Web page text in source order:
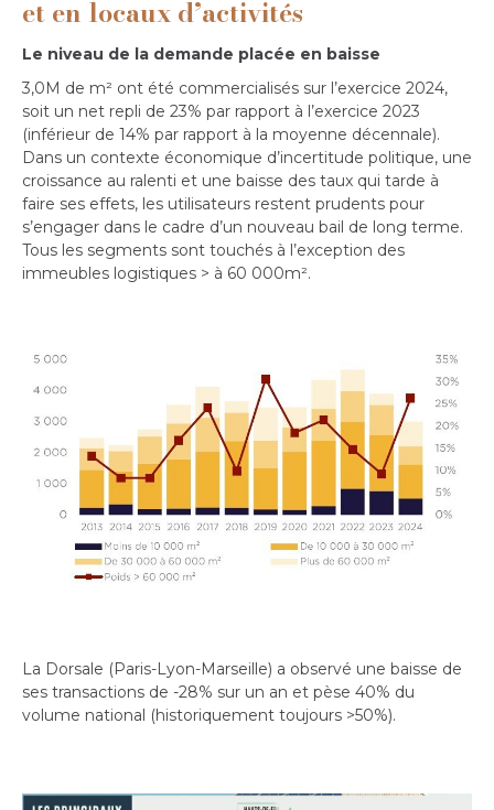
et en locaux d’activités
Le niveau de la demande placée en baisse
3,0M de m² ont été commercialisés sur l’exercice 2024,
soit un net repli de 23% par rapport à l’exercice 2023
(inférieur de 14% par rapport à la moyenne décennale).
Dans un contexte économique d’incertitude politique, une
croissance au ralenti et une baisse des taux qui tarde à
faire ses effets, les utilisateurs restent prudents pour
s’engager dans le cadre d’un nouveau bail de long terme.
Tous les segments sont touchés à l’exception des
immeubles logistiques > à 60 000m².
La Dorsale (Paris-Lyon-Marseille) a observé une baisse de
ses transactions de -28% sur un an et pèse 40% du
volume national (historiquement toujours >50%).